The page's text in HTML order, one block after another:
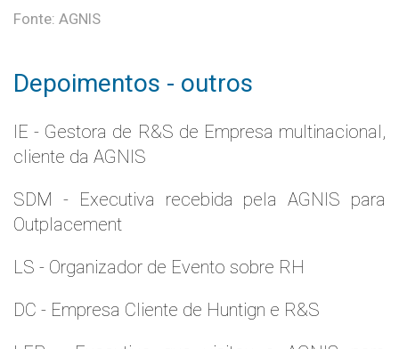
Fonte: AGNIS
Depoimentos - outros
IE - Gestora de R&S de Empresa multinacional,
cliente da AGNIS
SDM - Executiva recebida pela AGNIS para
Outplacement
LS - Organizador de Evento sobre RH
DC - Empresa Cliente de Huntign e R&S